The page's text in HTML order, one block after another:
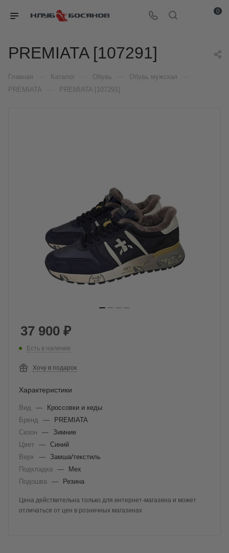
0
PREMIATA [107291]
Главная Каталог Обувь Обувь мужская
PREMIATA PREMIATA [107291]
37 900 ₽
Есть в наличии
Хочу в подарок
Характеристики
Вид —
Кроссовки и кеды
Бренд
—
PREMIATA
Сезон
— Зимние
Цвет — Синий
Верх
— Замша/текстиль
Подкладка
—
Мех
Подошва
— Резина
Цена действительна только для интернет-магазина и может
отличаться от цен в розничных магазинах